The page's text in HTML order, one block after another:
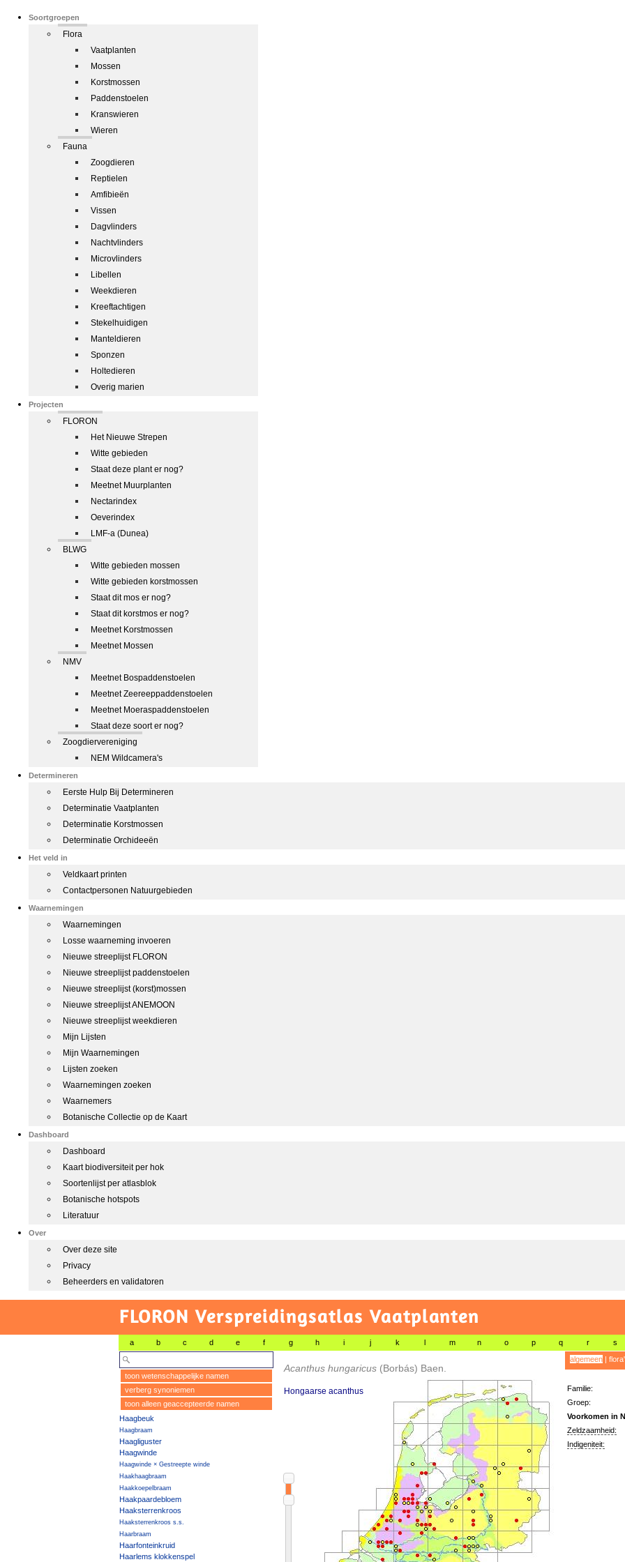
Soortgroepen
Flora
Vaatplanten
Mossen
Korstmossen
Paddenstoelen
Kranswieren
Wieren
Fauna
Zoogdieren
Reptielen
Amfibieën
Vissen
Dagvlinders
Nachtvlinders
Microvlinders
Libellen
Weekdieren
Kreeftachtigen
Stekelhuidigen
Manteldieren
Sponzen
Holtedieren
Overig marien
Projecten
FLORON
Het Nieuwe Strepen
Witte gebieden
Staat deze plant er nog?
Meetnet Muurplanten
Nectarindex
Oeverindex
LMF-a (Dunea)
BLWG
Witte gebieden mossen
Witte gebieden korstmossen
Staat dit mos er nog?
Staat dit korstmos er nog?
Meetnet Korstmossen
Meetnet Mossen
NMV
Meetnet Bospaddenstoelen
Meetnet Zeereeppaddenstoelen
Meetnet Moeraspaddenstoelen
Staat deze soort er nog?
Zoogdiervereniging
NEM Wildcamera's
Determineren
Eerste Hulp Bij Determineren
Determinatie Vaatplanten
Determinatie Korstmossen
Determinatie Orchideeën
Het veld in
Veldkaart printen
Contactpersonen Natuurgebieden
Waarnemingen
Waarnemingen
Losse waarneming invoeren
Nieuwe streeplijst FLORON
Nieuwe streeplijst paddenstoelen
Nieuwe streeplijst (korst)mossen
Nieuwe streeplijst ANEMOON
Nieuwe streeplijst weekdieren
Mijn Lijsten
Mijn Waarnemingen
Lijsten zoeken
Waarnemingen zoeken
Waarnemers
Botanische Collectie op de Kaart
Dashboard
Dashboard
Kaart biodiversiteit per hok
Soortenlijst per atlasblok
Botanische hotspots
Literatuur
Over
Over deze site
Privacy
Beheerders en validatoren
FLORON Verspreidingsatlas Vaatplanten
a b c d e f g h i j k l m n o p q r s
toon wetenschappelijke namen
verberg synoniemen
toon alleen geaccepteerde namen
Haagbeuk
Haagbraam
Haagliguster
Haagwinde
Haagwinde × Gestreepte winde
Haakhaagbraam
Haakkoepelbraam
Haakpaardebloem
Haaksterrenkroos
Haaksterrenkroos s.s.
Haarbraam
Haarfonteinkruid
Haarlems klokkenspel
Acanthus hungaricus (Borbás) Baen.
Hongaarse acanthus
algemeen|
Familie:
Groep:
Voorkomen in
Zeldzaamheid:
Indigeniteit: